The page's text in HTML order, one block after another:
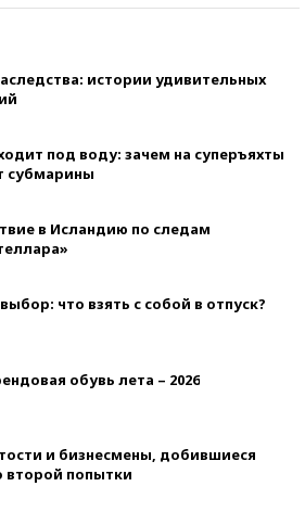
истории удивительных
под воду: зачем на суперъяхты
субмарины
в Исландию по следам
что взять с собой в отпуск?
обувь лета – 2026
и бизнесмены, добившиеся
второй попытки